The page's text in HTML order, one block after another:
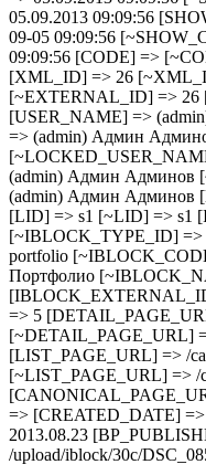
05.09.2013 09:09:56
09-05 09:09:56
09:09:56 [CODE] =>
[XML_ID] => 26
[~EXTERNAL_ID] => 26
[USER_NAME] =>
=> (admin) Админ
(admin) Админ Админов
(admin) Админ Админов
[LID] => s1 [~LID] => s1
[~IBLOCK_TYPE_ID] =>
portfolio
Портфолио
=> 5
[~DETAIL_PAGE_URL]
[LIST_PAGE_URL] => /
[~LIST_PAGE_URL] => /
=> [CREATED_DATE]
2013.08.23
/upload/iblock/30c/